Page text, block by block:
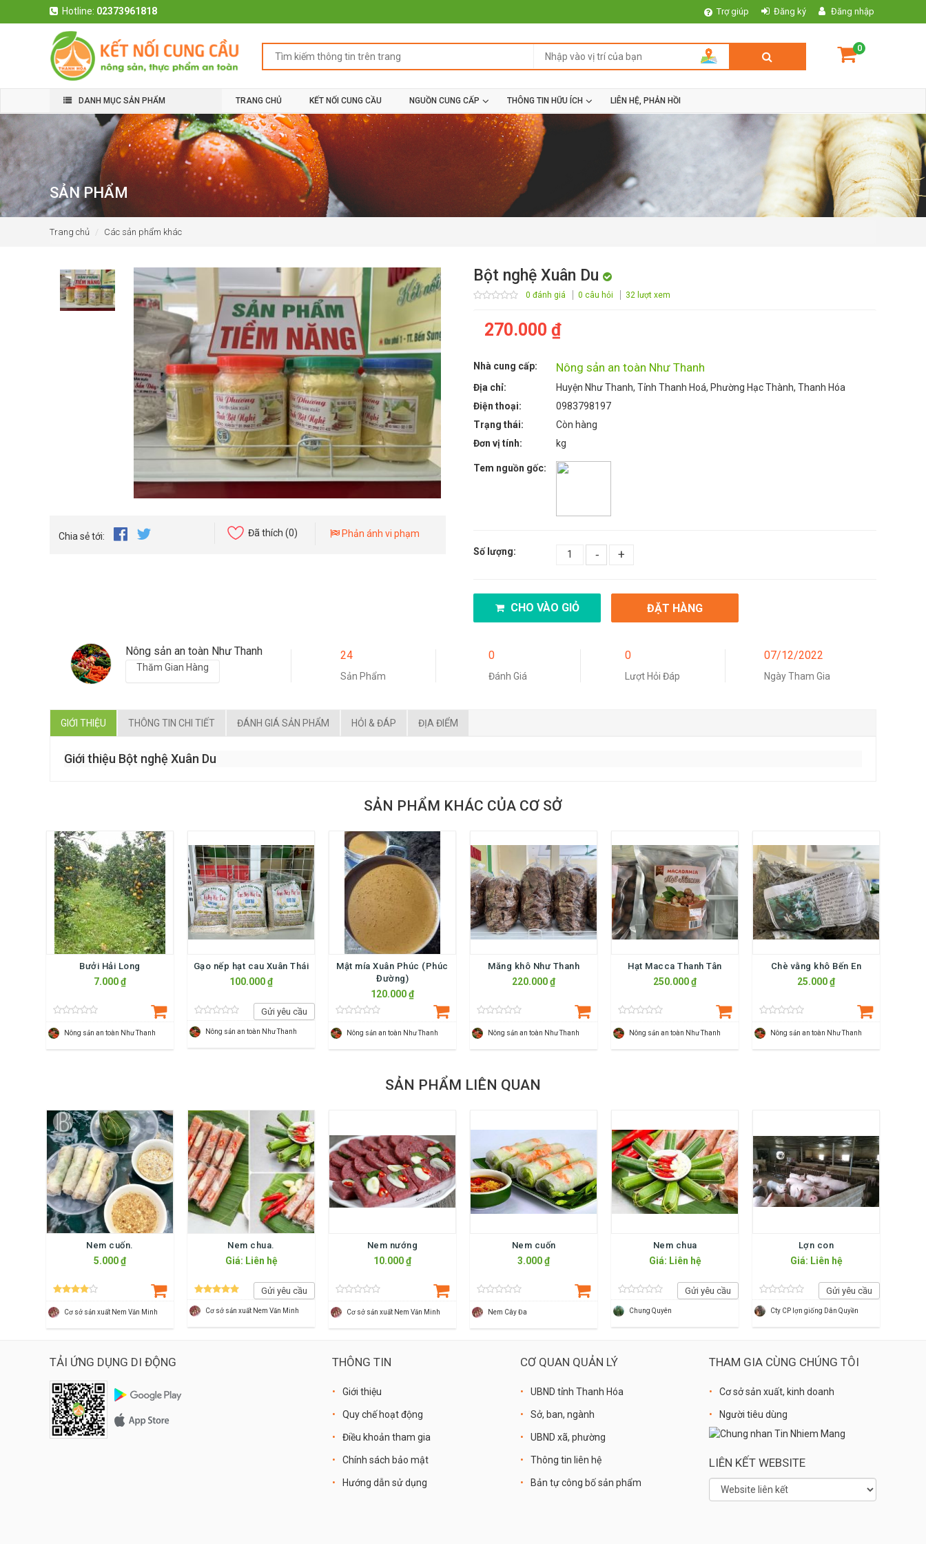
Hotline: 02373961818 Trợ giúp Đăng ký Đăng nhập
0
DANH MỤC SẢN PHẨM TRANG CHỦ KẾT NỐI CUNG CẦU NGUỒN CUNG CẤP THÔNG TIN HỮU ÍCH LIÊN HỆ, PHẢN HỒI
SẢN PHẨM
Trang chủ Các sản phẩm khác
Chia sẻ tới: Đã thích (0) Phản ánh vi phạm
Bột nghệ Xuân Du
0 đánh giá 0 câu hỏi 32 lượt xem
270.000 ₫
Nhà cung cấp: Nông sản an toàn Như Thanh
Địa chỉ:
Huyện Như Thanh, Tỉnh Thanh Hoá, Phường Hạc Thành, Thanh Hóa
Điện thoại:
0983798197
Trạng thái:
Còn hàng
Đơn vị tính:
kg
Tem nguồn gốc:
Số lượng: - +
CHO VÀO GIỎ ĐẶT HÀNG
Nông sản an toàn Như Thanh
Thăm Gian Hàng
24
Sản Phẩm
0
Đánh Giá
0
Lượt Hỏi Đáp
07/12/2022
Ngày Tham Gia
GIỚI THIỆU THÔNG TIN CHI TIẾT ĐÁNH GIÁ SẢN PHẨM HỎI & ĐÁP ĐỊA ĐIỂM
Giới thiệu Bột nghệ Xuân Du
SẢN PHẨM KHÁC CỦA CƠ SỞ
Bưởi Hải Long
7.000 ₫
Nông sản an toàn Như Thanh
Gạo nếp hạt cau Xuân Thái
100.000 ₫
Gửi yêu cầu
Nông sản an toàn Như Thanh
Mật mía Xuân Phúc (Phúc
Đường)
120.000 ₫
Nông sản an toàn Như Thanh
Măng khô Như Thanh
220.000 ₫
Nông sản an toàn Như Thanh
Hạt Macca Thanh Tân
250.000 ₫
Nông sản an toàn Như Thanh
Chè vằng khô Bến En
25.000 ₫
Nông sản an toàn Như Thanh
SẢN PHẨM LIÊN QUAN
Nem cuốn.
5.000 ₫
Cơ sở sản xuất Nem Văn Minh
Nem chua.
Giá: Liên hệ
Gửi yêu cầu
Cơ sở sản xuất Nem Văn Minh
Nem nướng
10.000 ₫
Cơ sở sản xuất Nem Văn Minh
Nem cuốn
3.000 ₫
Nem Cây Đa
Nem chua
Giá: Liên hệ
Gửi yêu cầu
Chung Quyên
Lợn con
Giá: Liên hệ
Gửi yêu cầu
Cty CP lợn giống Dân Quyền
TẢI ỨNG DỤNG DI ĐỘNG THÔNG TIN
Giới thiệu
Quy chế hoạt động
Điều khoản tham gia
Chính sách bảo mật
Hướng dẫn sử dụng
CƠ QUAN QUẢN LÝ
UBND tỉnh Thanh Hóa
Sở, ban, ngành
UBND xã, phường
Thông tin liên hệ
Bản tự công bố sản phẩm
THAM GIA CÙNG CHÚNG TÔI
Cơ sở sản xuất, kinh doanh
Người tiêu dùng
LIÊN KẾT WEBSITE